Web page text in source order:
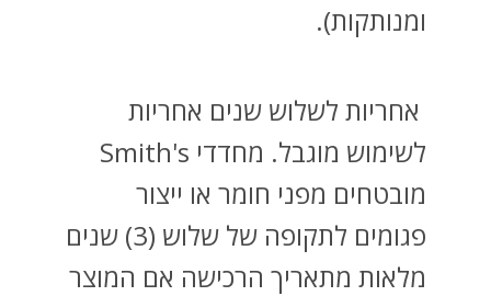
ומנותקות).
אחריות לשלוש שנים אחריות
לשימוש מוגבל. מחדדי Smith's
מובטחים מפני חומר או ייצור
פגומים לתקופה של שלוש (3) שנים
מלאות מתאריך הרכישה אם המוצר